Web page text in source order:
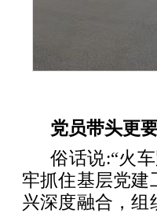
党员带头更
俗话说:“火
牢抓住基层党建
兴深度融合，组